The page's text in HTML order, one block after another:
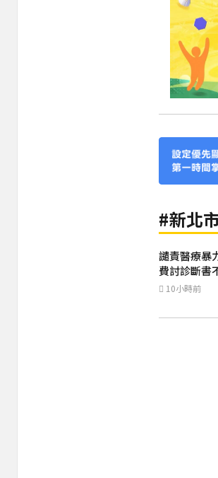
#新北
譴責醫療暴
費討診斷書
莘行政人員
10小時前